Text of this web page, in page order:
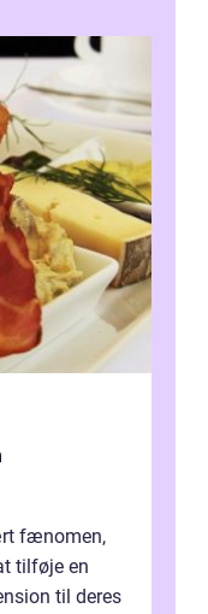
fænomen,
tilføje en
til deres